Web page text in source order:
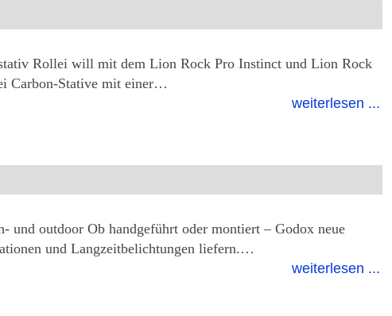
Rollei will mit dem Lion Rock Pro Instinct und Lion Rock
Carbon-Stative mit einer…
weiterlesen ...
outdoor Ob handgeführt oder montiert – Godox neue
und Langzeitbelichtungen liefern.…
weiterlesen ...